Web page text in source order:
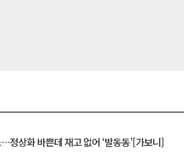
정상화 바쁜데 재고 없어 ‘발동동’[가보니]